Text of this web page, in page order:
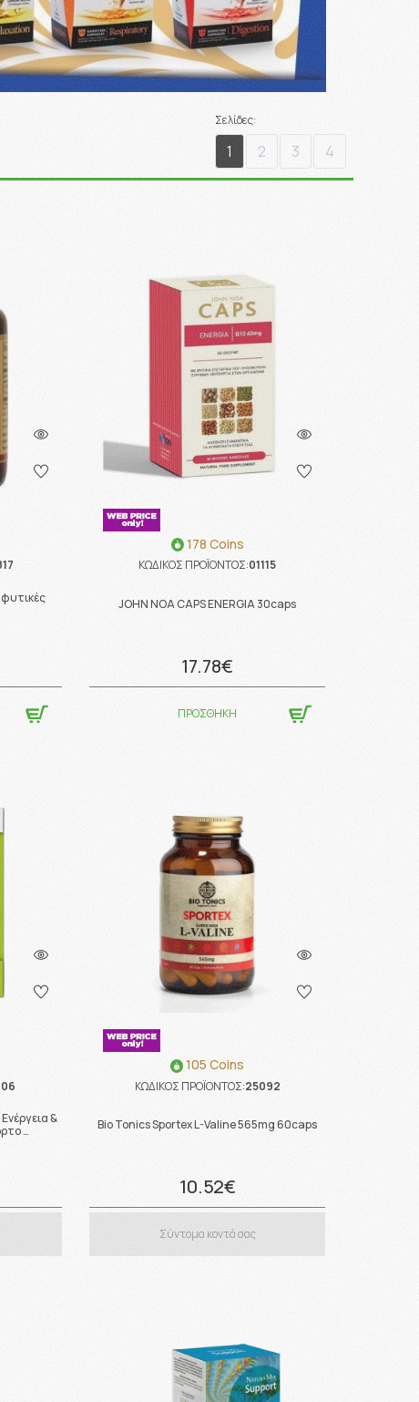
Σελίδες:
1 2 3 4
178 Coins
ΚΩΔΙΚΟΣ ΠΡΟΪΟΝΤΟΣ:01115
JOHN NOA CAPS ENERGIA 30caps
17.78€
ΠΡΟΣΘΗΚΗ
&
…
105 Coins
ΚΩΔΙΚΟΣ ΠΡΟΪΟΝΤΟΣ:25092
Bio Tonics Sportex L-Valine 565mg 60caps
10.52€
Σύντομα κοντά σας